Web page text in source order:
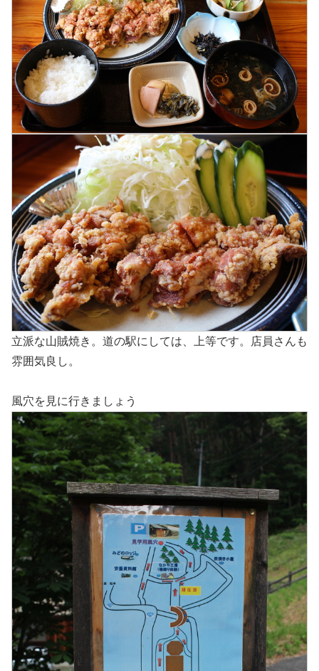
立派な山賊焼き。道の駅にしては、上等です。店員さんも
雰囲気良し。
風穴を見に行きましょう